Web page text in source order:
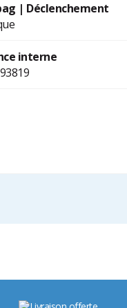
| Déclenchement
interne